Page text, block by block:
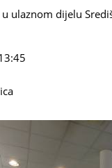
ulaznom dijelu